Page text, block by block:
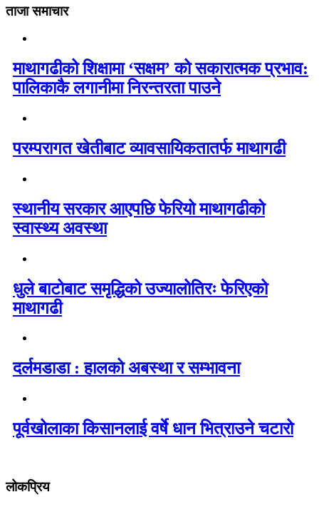
ताजा समाचार
माथागढीको शिक्षामा ‘सक्षम’ को सकारात्मक प्रभाव:
पालिकाकै लगानीमा निरन्तरता पाउने
परम्परागत खेतीबाट व्यावसायिकतातर्फ माथागढी
स्थानीय सरकार आएपछि फेरियो माथागढीको
स्वास्थ्य अवस्था
धुले बाटोबाट समृद्धिको उज्यालोतिरः फेरिएको
माथागढी
दर्लमडाडा : हालको अबस्था र सम्भावना
पूर्वखोलाका किसानलाई वर्षे धान भित्राउने चटारो
लोकप्रिय